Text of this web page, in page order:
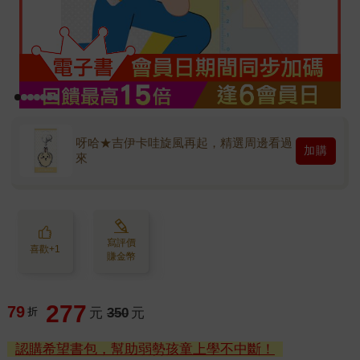
呀哈★吉伊卡哇旋風再起，精選周邊看過
來
加購
喜歡+1
寫評價
賺金幣
79 折 277 元 350 元
認購希望書包，幫助弱勢孩童上學不中斷！